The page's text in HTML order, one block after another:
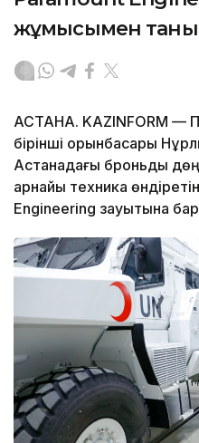
жұмысымен
АСТАНА. KAZINFORM —
бірінші орынбасары
Астанадағы броньды
арнайы техника
Engineering зауытына